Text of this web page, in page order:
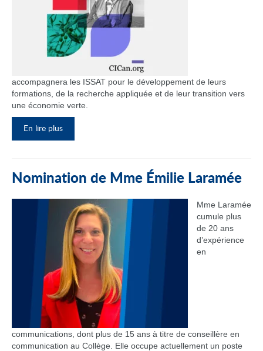
accompagnera les ISSAT pour le développement de leurs
formations, de la recherche appliquée et de leur transition vers
une économie verte.
En lire plus
Nomination de Mme Émilie Laramée
Mme Laramée
cumule plus
de 20 ans
d’expérience
en
communications, dont plus de 15 ans à titre de conseillère en
communication au Collège. Elle occupe actuellement un poste